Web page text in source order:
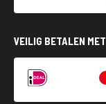
VEILIG BETALEN MET